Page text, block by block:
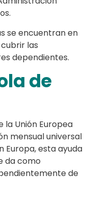
se encuentran en
las
dependientes.
de
la Unión Europea
mensual universal
Europa, esta ayuda
da como
de